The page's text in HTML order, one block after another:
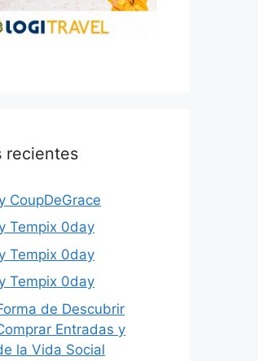
recientes
CoupDeGrace
Tempix 0day
Tempix 0day
Tempix 0day
de Descubrir
Entradas y
la Vida Social